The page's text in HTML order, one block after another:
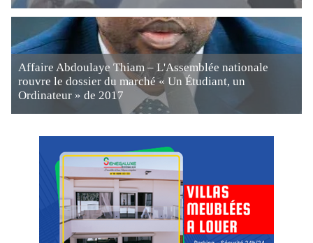
Affaire Abdoulaye Thiam – L'Assemblée nationale
rouvre le dossier du marché « Un Étudiant, un
Ordinateur » de 2017